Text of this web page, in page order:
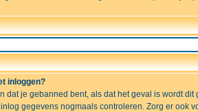
inloggen?
dat je gebanned bent, als dat het geval is wordt
gegevens nogmaals controleren. Zorg er ook